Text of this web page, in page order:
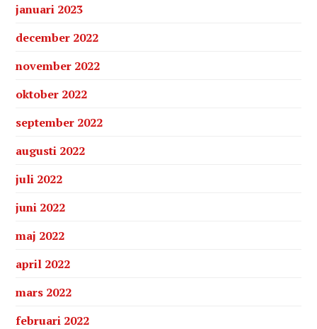
januari 2023
december 2022
november 2022
oktober 2022
september 2022
augusti 2022
juli 2022
juni 2022
maj 2022
april 2022
mars 2022
februari 2022